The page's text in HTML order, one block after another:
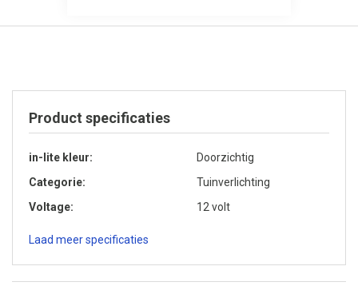
Product specificaties
in-lite kleur
Doorzichtig
Categorie
Tuinverlichting
Voltage
12 volt
Laad meer specificaties